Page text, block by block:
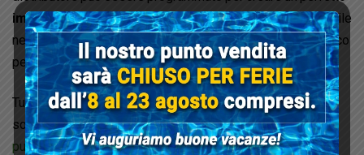
impianto di irrigazione a goccia fino a 20 vasi. Disponibile
nella versione a batterie, per interni, o a pannello fotovoltaico
per i vasi di balcone o terrazzo.
Tutti gli articoli per l’irrigazione di piante da appartamento
sono disponibili sul nostroshop onlinee presso il nostro
punto vendita a Villanova di Castenaso (Bologna).